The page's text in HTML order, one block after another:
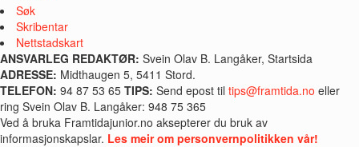
Søk
Skribentar
Nettstadskart
ANSVARLEG REDAKTØR: Svein Olav B. Langåker, Startsida
ADRESSE: Midthaugen 5, 5411 Stord.
TELEFON: 94 87 53 65 TIPS: Send epost til tips@framtida.no eller
ring Svein Olav B. Langåker: 948 75 365
Ved å bruka Framtidajunior.no aksepterer du bruk av
informasjonskapslar. Les meir om personvernpolitikken vår!